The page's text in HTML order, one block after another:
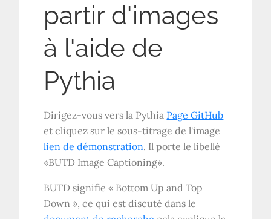
partir d'images
à l'aide de
Pythia
Dirigez-vous vers la Pythia Page GitHub
et cliquez sur le sous-titrage de l'image
lien de démonstration. Il porte le libellé
«BUTD Image Captioning».
BUTD signifie « Bottom Up and Top
Down », ce qui est discuté dans le